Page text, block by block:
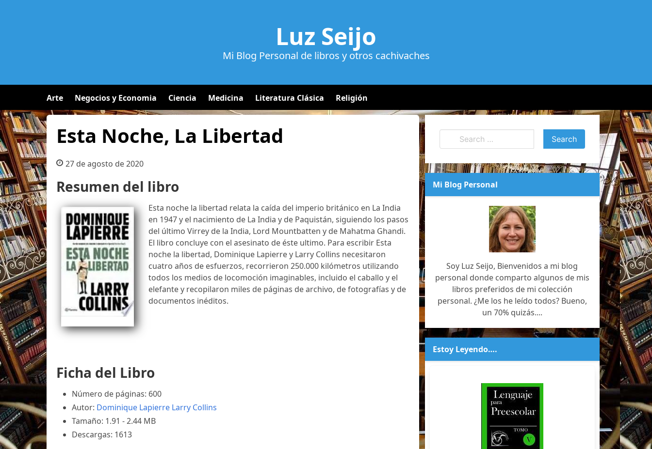
Luz Seijo
Mi Blog Personal de libros y otros cachivaches
Arte Negocios y Economia Ciencia Medicina Literatura Clásica Religión
Esta Noche, La Libertad
27 de agosto de 2020
Resumen del libro
Esta noche la libertad relata la caída del imperio británico en La India
en 1947 y el nacimiento de La India y de Paquistán, siguiendo los pasos
del último Virrey de la India, Lord Mountbatten y de Mahatma Ghandi.
El libro concluye con el asesinato de éste ultimo. Para escribir Esta
noche la libertad, Dominique Lapierre y Larry Collins necesitaron
cuatro años de esfuerzos, recorrieron 250.000 kilómetros utilizando
todos los medios de locomoción imaginables, incluido el caballo y el
elefante y recopilaron miles de páginas de archivo, de fotografías y de
documentos inéditos.
Ficha del Libro
Número de páginas: 600
Autor: Dominique Lapierre Larry Collins
Tamaño: 1.91 - 2.44 MB
Descargas: 1613
Mi Blog Personal
Soy Luz Seijo, Bienvenidos a mi blog
personal donde comparto algunos de mis
libros preferidos de mi colección
personal. ¿Me los he leído todos? Bueno,
un 70% quizás....
Estoy Leyendo….